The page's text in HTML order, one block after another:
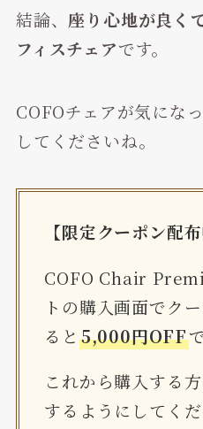
結論、 座り心地が良く
フィスチェアです。
COFOチェアが気にな
してくださいね。
【限定クーポン配布
COFO Chair
トの購入画面でク
ると 5,000円OFF
これから購入する
するようにしてくだ